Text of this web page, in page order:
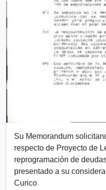
Su Memorandum
respecto de Proyecto de
reprogramación de
presentado a su
Curico